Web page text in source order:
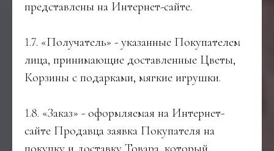
представлены на Интернет-сайте.
1.7. «Получатель» - указанные Покупателем
лица, принимающие доставленные Цветы,
Корзины с подарками, мягкие игрушки.
1.8. «Заказ» - оформляемая на Интернет-
сайте Продавца заявка Покупателя на